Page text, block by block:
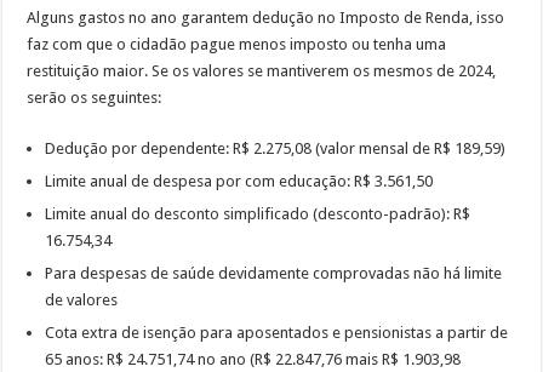
Alguns gastos no ano garantem dedução no Imposto de Renda, isso
faz com que o cidadão pague menos imposto ou tenha uma
restituição maior. Se os valores se mantiverem os mesmos de 2024,
serão os seguintes:
Dedução por dependente: R$ 2.275,08 (valor mensal de R$ 189,59)
Limite anual de despesa por com educação: R$ 3.561,50
Limite anual do desconto simplificado (desconto-padrão): R$
16.754,34
Para despesas de saúde devidamente comprovadas não há limite
de valores
Cota extra de isenção para aposentados e pensionistas a partir de
65 anos: R$ 24.751,74 no ano (R$ 22.847,76 mais R$ 1.903,98